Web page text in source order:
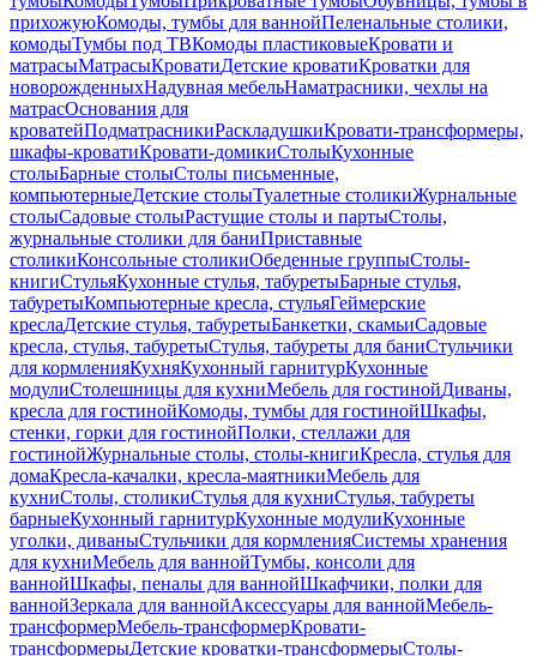
прихожуюКомоды, тумбы для ваннойПеленальные столики,
комодыТумбы под ТВКомоды пластиковыеКровати и
матрасыМатрасыКроватиДетские кроватиКроватки для
новорожденныхНадувная мебельНаматрасники, чехлы на
матрасОснования для
кроватейПодматрасникиРаскладушкиКровати-трансформеры,
шкафы-кроватиКровати-домикиСтолыКухонные
столыБарные столыСтолы письменные,
компьютерныеДетские столыТуалетные столикиЖурнальные
столыСадовые столыРастущие столы и партыСтолы,
журнальные столики для баниПриставные
столикиКонсольные столикиОбеденные группыСтолы-
книгиСтульяКухонные стулья, табуретыБарные стулья,
табуретыКомпьютерные кресла, стульяГеймерские
креслаДетские стулья, табуретыБанкетки, скамьиСадовые
кресла, стулья, табуретыСтулья, табуреты для баниСтульчики
для кормленияКухняКухонный гарнитурКухонные
модулиСтолешницы для кухниМебель для гостинойДиваны,
кресла для гостинойКомоды, тумбы для гостинойШкафы,
стенки, горки для гостинойПолки, стеллажи для
гостинойЖурнальные столы, столы-книгиКресла, стулья для
домаКресла-качалки, кресла-маятникиМебель для
кухниСтолы, столикиСтулья для кухниСтулья, табуреты
барныеКухонный гарнитурКухонные модулиКухонные
уголки, диваныСтульчики для кормленияСистемы хранения
для кухниМебель для ваннойТумбы, консоли для
ваннойШкафы, пеналы для ваннойШкафчики, полки для
ваннойЗеркала для ваннойАксессуары для ваннойМебель-
трансформерМебель-трансформерКровати-
трансформерыДетские кроватки-трансформерыСтолы-